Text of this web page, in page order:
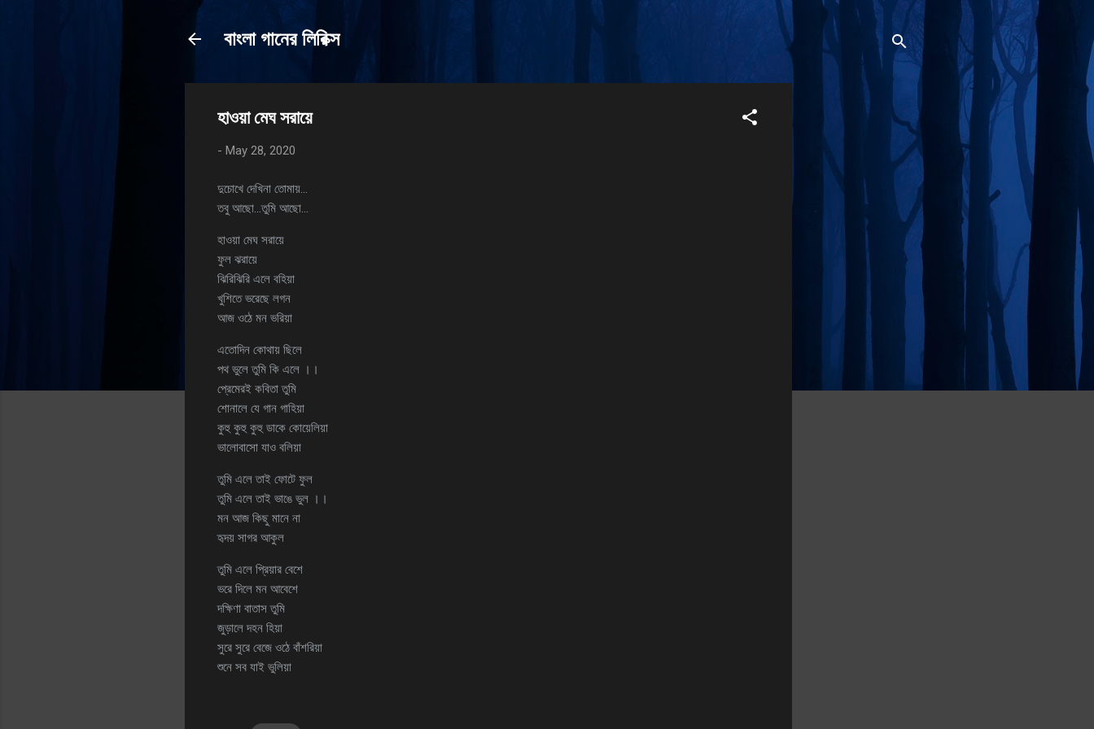
বাংলা গানের লিরিক্স
হাওয়া মেঘ সরায়ে
- May 28, 2020
দুচোখে দেখিনা তোমায়…
তবু আছো…তুমি আছো…
হাওয়া মেঘ সরায়ে
ফুল ঝরায়ে
ঝিরিঝিরি এলে বহিয়া
খুশিতে ভরেছে লগন
আজ ওঠে মন ভরিয়া
এতোদিন কোথায় ছিলে
পথ ভুলে তুমি কি এলে ।।
প্রেমেরই কবিতা তুমি
শোনালে যে গান গাহিয়া
কুহু কুহু কুহু ডাকে কোয়েলিয়া
ভালোবাসো যাও বলিয়া
তুমি এলে তাই ফোটে ফুল
তুমি এলে তাই ভাঙে ভুল ।।
মন আজ কিছু মানে না
হৃদয় সাগর আকুল
তুমি এলে প্রিয়ার বেশে
ভরে দিলে মন আবেশে
দক্ষিণা বাতাস তুমি
জুড়ালে দহন হিয়া
সুরে সুরে বেজে ওঠে বাঁশরিয়া
শুনে সব যাই ভুলিয়া